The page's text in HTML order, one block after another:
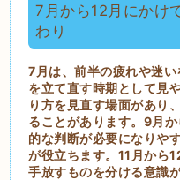
7月から12月にかけ
わり
7月は、前半の疲れや迷
を立て直す時期として見
り方を見直す場面があり
ることがあります。9月
的な判断が必要になりや
が役立ちます。11月から
手放すものを分ける意識